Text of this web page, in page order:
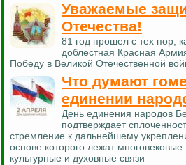
Уважаемые
Отечества!
81 год прошел с тех пор,
доблестная Красная
Победу в Великой Отечественной
Что думают
единении
День единения народов
подтверждает
стремление к дальнейшему
основе которого лежат
культурные и духовные связи